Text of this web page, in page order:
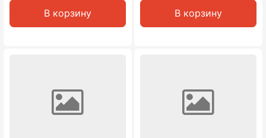
В корзину В корзину